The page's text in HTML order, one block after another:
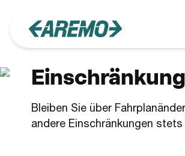
Bleiben Sie über
andere Einschränkungen